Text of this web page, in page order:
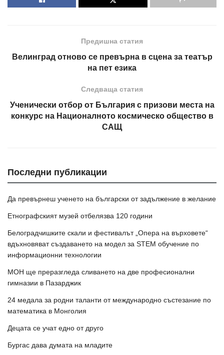
Предишна статия
Велинград отново се превърна в сцена за театър
на пет езика
Следваща статия
Ученически отбор от България с призови места на
конкурс на Националното космическо общество в
САЩ
Последни публикации
Да превърнеш ученето на български от задължение в желание
Етнографският музей отбелязва 120 години
Белоградчишките скали и фестивалът „Опера на върховете“
вдъхновяват създаването на модел за STEM обучение по
информационни технологии
МОН ще преразгледа сливането на две професионални
гимназии в Пазарджик
24 медала за родни таланти от международно състезание по
математика в Монголия
Децата се учат едно от друго
Бургас дава думата на младите